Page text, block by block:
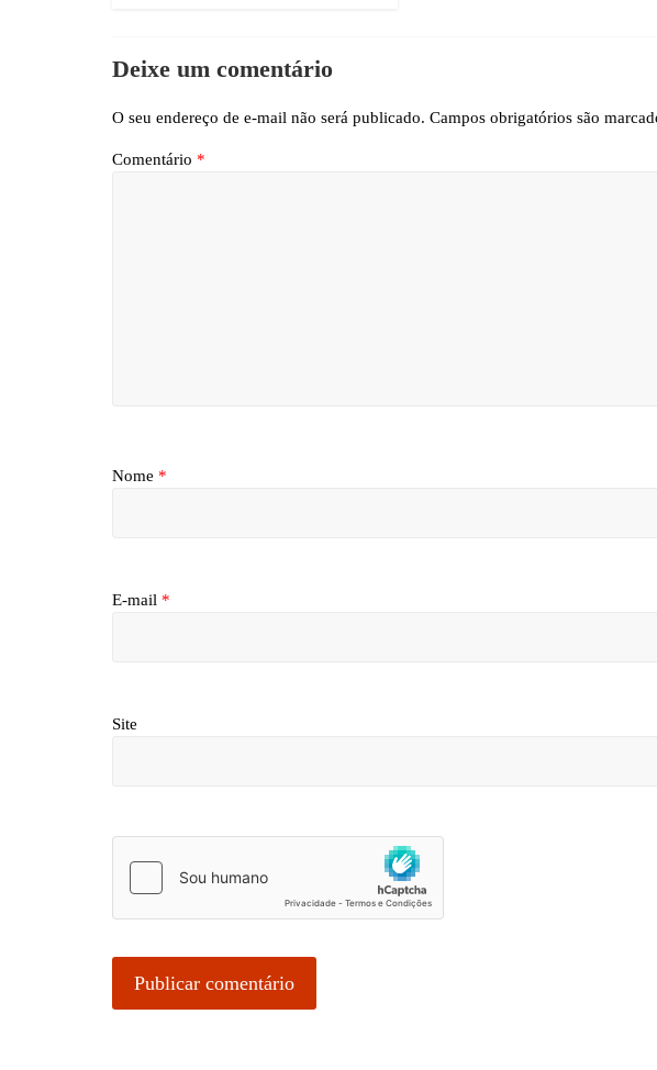
Deixe um comentário
O seu endereço de e-mail não será publicado. Campos obrigatórios são
Comentário *
Nome *
E-mail *
Site